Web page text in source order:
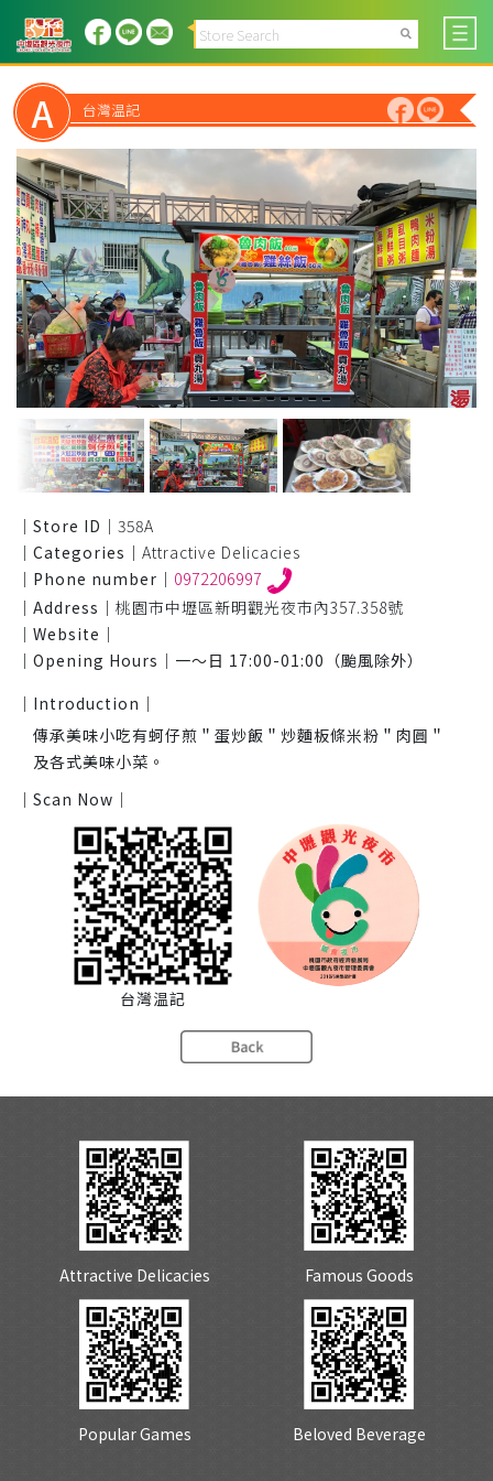
A 台灣温記
｜Store ID｜ 358A
｜Categories｜ Attractive Delicacies
｜Phone number｜ 0972206997
｜Address｜ 桃園市中壢區新明觀光夜市內357.358號
｜Website｜
｜Opening Hours｜ 一～日 17:00-01:00（颱風除外）
｜Introduction｜
傳承美味小吃有蚵仔煎＂蛋炒飯＂炒麵板條米粉＂肉圓＂
及各式美味小菜。
｜Scan Now｜
台灣温記
Attractive Delicacies Famous Goods
Popular Games Beloved Beverage